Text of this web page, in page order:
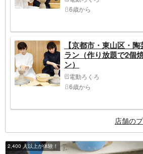
6歳から
【京都市・東山区・
ラン（作り放題で2個
ン）
電動ろくろ
6歳から
店舗の
2,400 人以上が体験！